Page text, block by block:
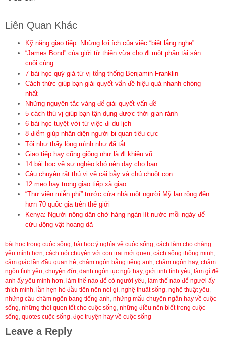
Liên Quan Khác
Kỹ năng giao tiếp: Những lợi ích của việc “biết lắng nghe”
“James Bond” của giới từ thiện vừa cho đi một phần tài sản
cuối cùng
7 bài học quý giá từ vị tổng thống Benjamin Franklin
Cách thức giúp bạn giải quyết vấn đề hiệu quả nhanh chóng
nhất
Những nguyên tắc vàng để giải quyết vấn đề
5 cách thú vị giúp bạn tận dụng được thời gian rảnh
6 bài học tuyệt vời từ việc đi du lịch
8 điểm giúp nhân diện người bi quan tiêu cực
Tôi như thấy lòng mình như đã tắt
Giao tiếp hay cũng giống như là đi khiêu vũ
14 bài học về sự nghèo khó nên dạy cho bạn
Câu chuyện rất thú vị về cái bẫy và chú chuột con
12 mẹo hay trong giao tiếp xã giao
“Thư viện miễn phí” trước cửa nhà một người Mỹ lan rộng đến
hơn 70 quốc gia trên thế giới
Kenya: Người nông dân chở hàng ngàn lít nước mỗi ngày để
cứu động vật hoang dã
bài học trong cuộc sống, bài học ý nghĩa về cuộc sống, cách làm cho chàng
yêu mình hơn, cách nói chuyện với con trai mới quen, cách sống thông minh,
cảm giác lần đầu quan hệ, châm ngôn bằng tiếng anh, châm ngôn hay, châm
ngôn tình yêu, chuyện đời, danh ngôn tục ngữ hay, giới tinh tình yêu, làm gì để
anh ấy yêu mình hơn, làm thế nào để có người yêu, làm thế nào để người ấy
thích mình, lần hẹn hò đầu tiên nên nói gì, nghệ thuât sống, nghệ thuật yêu,
những câu châm ngôn bang tiếng anh, những mẩu chuyện ngắn hay về cuộc
sống, những thói quen tốt cho cuộc sống, những điều nên biết trong cuộc
sống, quotes cuộc sống, đọc truyện hay về cuộc sống
Leave a Reply